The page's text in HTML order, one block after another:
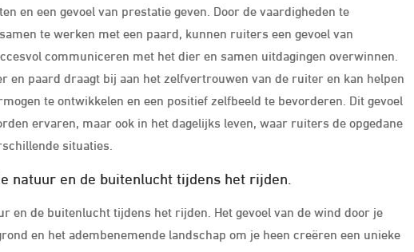
en een gevoel van prestatie geven. Door de vaardigheden te
te werken met een paard, kunnen ruiters een gevoel van
communiceren met het dier en samen uitdagingen overwinnen.
en paard draagt bij aan het zelfvertrouwen van de ruiter en kan helpen
te ontwikkelen en een positief zelfbeeld te bevorderen. Dit gevoel
ervaren, maar ook in het dagelijks leven, waar ruiters de opgedane
situaties.
natuur en de buitenlucht tijdens het rijden.
en de buitenlucht tijdens het rijden. Het gevoel van de wind door je
en het adembenemende landschap om je heen creëren een unieke